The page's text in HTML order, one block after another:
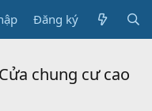
Đăng ký
chung cư cao